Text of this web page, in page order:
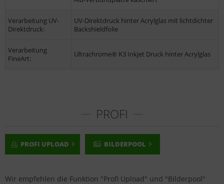
Verarbeitung UV-
Direktdruck:
UV-Direktdruck hinter Acrylglas mit lichtdichter
Backshieldfolie
Verarbeitung
FineArt:
Ultrachrome® K3 Inkjet Druck hinter Acrylglas
PROFI
PROFI UPLOAD BILDERPOOL
Wir empfehlen die Funktion "Profi Upload" und "Bilderpool"